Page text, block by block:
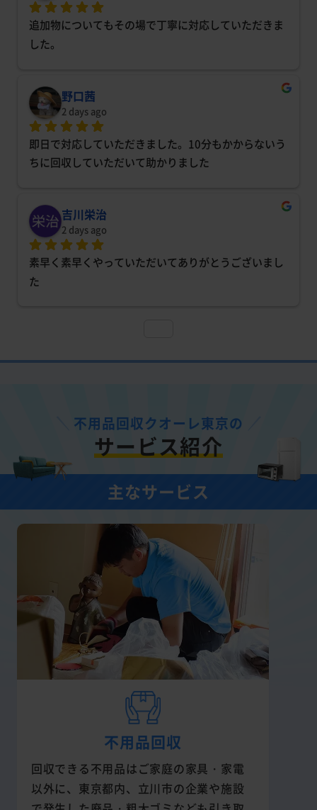
追加物についてもその場で丁寧に対応していただきま
した。
野口茜
2 days ago
即日で対応していただきました。10分もかからないう
ちに回収していただいて助かりました
吉川栄治
2 days ago
素早く素早くやっていただいてありがとうございまし
た
不用品回収クオーレ東京の
サービス紹介
主なサービス
不用品回収
回収できる不用品はご家庭の家具・家電
以外に、東京都内、立川市の企業や施設